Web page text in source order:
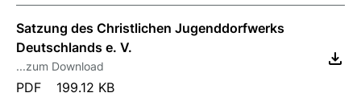
Satzung des Christlichen Jugenddorfwerks
Deutschlands e. V.
...zum Download
PDF 199.12 KB